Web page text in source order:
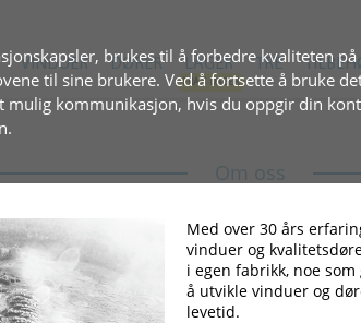
brukes til å forbedre kvaliteten
til sine brukere. Ved å fortsette å bruke
mulig kommunikasjon, hvis du oppgir din
VINDUER DØRER LAGER TRE
Om oss
Med over 30 års
vinduer og
i egen fabrikk, noe
å utvikle vinduer og
levetid.